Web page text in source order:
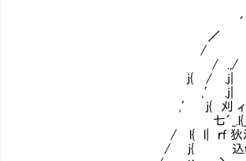
´
／ ＼
/ ヽ
/ .,/
j{ / .j| .|l
,′ .j| 从 l| ヽ 、 }l ..f´￣￣￣
,′ j{ 刈 ィ l{ ｀ ｰ-
七´_.l{_ 、 l| ｚ弍卞
/ l{ l| ｒｆ 狄沁 Ⅵj{ 以な 〉.､..|
/ j{ Ⅵ 込ｆｊ ｀ヾ 込ﾀ.′ﾉ 乂＿